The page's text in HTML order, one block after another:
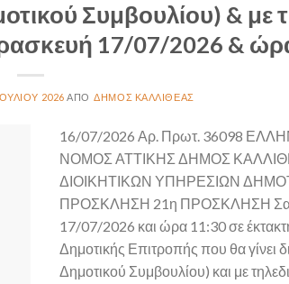
Συμβουλίου) & με
17/07/2026 &
2026 ΔΉΜΟΣ ΚΑΛΛΙΘΈΑΣ
16/07/2026 Αρ. Πρωτ. 36098
ΝΟΜΟΣ ΑΤΤΙΚΗΣ ΔΗΜΟΣ
ΔΙΟΙΚΗΤΙΚΩΝ ΥΠΗΡΕΣΙΩΝ
ΠΡΟΣΚΛΗΣΗ 21η ΠΡΟΣΚΛΗΣΗ Σας
17/07/2026 και ώρα 11:30 σε
Δημοτικής Επιτροπής που θα γίνει
Δημοτικού Συμβουλίου) και με